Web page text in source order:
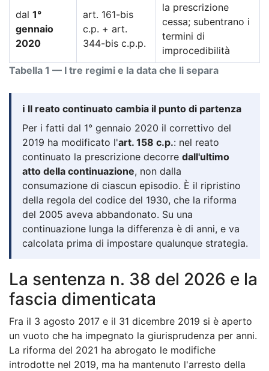
Tabella 1 — I tre regimi e la data che li separa
dal 1°
gennaio
2020
art. 161-bis
c.p. + art.
344-bis c.p.p.
la prescrizione
cessa; subentrano i
termini di
improcedibilità
ℹ️ Il reato continuato cambia il punto di partenza
Per i fatti dal 1° gennaio 2020 il correttivo del
2019 ha modificato l'art. 158 c.p.: nel reato
continuato la prescrizione decorre dall'ultimo
atto della continuazione, non dalla
consumazione di ciascun episodio. È il ripristino
della regola del codice del 1930, che la riforma
del 2005 aveva abbandonato. Su una
continuazione lunga la differenza è di anni, e va
calcolata prima di impostare qualunque strategia.
La sentenza n. 38 del 2026 e la
fascia dimenticata
Fra il 3 agosto 2017 e il 31 dicembre 2019 si è aperto
un vuoto che ha impegnato la giurisprudenza per anni.
La riforma del 2021 ha abrogato le modifiche
introdotte nel 2019, ma ha mantenuto l'arresto della